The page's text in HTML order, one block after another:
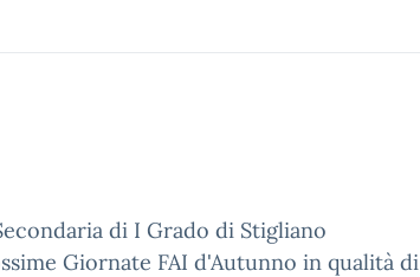
di I Grado di Stigliano
Giornate FAI d'Autunno in qualità di